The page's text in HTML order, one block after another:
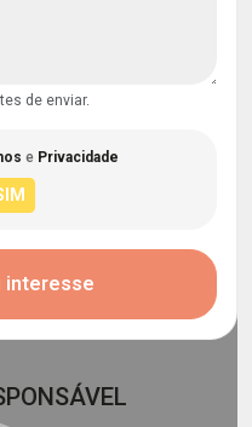
de enviar.
e Privacidade
interesse